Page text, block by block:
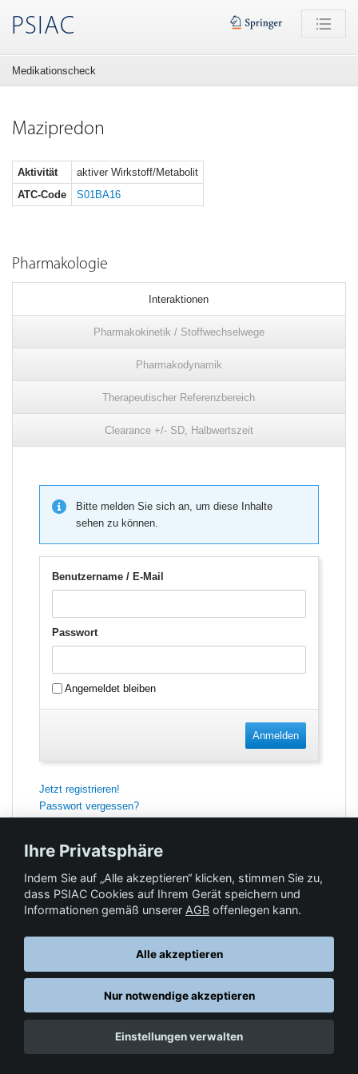
PSIAC
Medikationscheck
Mazipredon
Aktivität
aktiver Wirkstoff/Metabolit
ATC-Code
S01BA16
Pharmakologie
Interaktionen
Pharmakokinetik / Stoffwechselwege
Pharmakodynamik
Therapeutischer Referenzbereich
Clearance +/- SD, Halbwertszeit
Bitte melden Sie sich an, um diese Inhalte
sehen zu können.
Benutzername / E-Mail
Passwort
Angemeldet bleiben
Anmelden
Jetzt registrieren!
Passwort vergessen?
Feedback
© Springer-Verlag GmbH. Part of Springer Nature •Datenschutz,AGB,
Ihre Privatsphäre
Indem Sie auf „Alle akzeptieren“ klicken, stimmen Sie zu,
dass PSIAC Cookies auf Ihrem Gerät speichern und
Informationen gemäß unserer AGB offenlegen kann.
Alle akzeptieren
Nur notwendige akzeptieren
Einstellungen verwalten